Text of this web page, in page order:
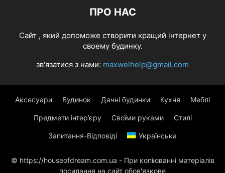
ПРО НАС
Cайт , який допоможе створити кращий інтернет у
своему будинку.
зв'язатися з нами: maxwelhelp@gmail.com
Аксесуари Будинок Дачні будинки Кухня Меблі
Предмети інтер’єру Своїми руками Стилі
Запитання-Відповіді Українська
© https://houseofdream.com.ua - При копіюванні матеріалів
посилання на сайт обов'язкове